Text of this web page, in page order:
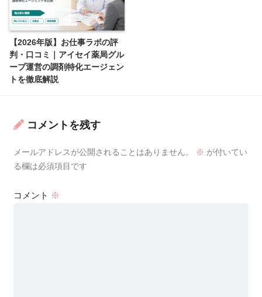
【2026年版】お仕事ラボの評
判・口コミ｜アイセイ薬局グル
ープ運営の調剤特化エージェン
トを徹底解説
コメントを残す
メールアドレスが公開されることはありません。 ※ が付いてい
る欄は必須項目です
コメント ※